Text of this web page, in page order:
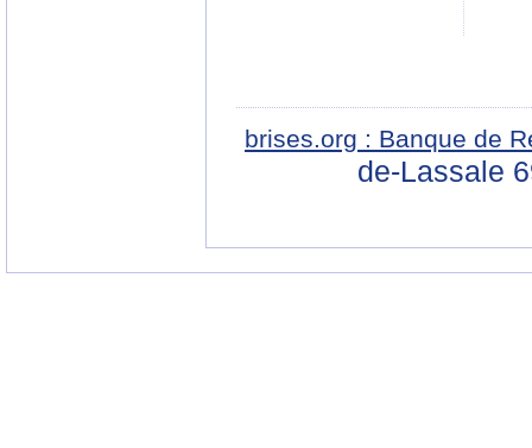
brises.org : Banque de
de-Lassale